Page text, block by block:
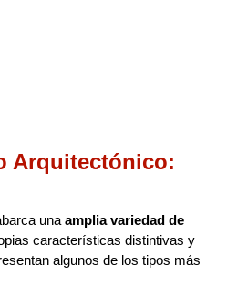
Arquitectónico:
una amplia variedad de
características distintivas y
algunos de los tipos más